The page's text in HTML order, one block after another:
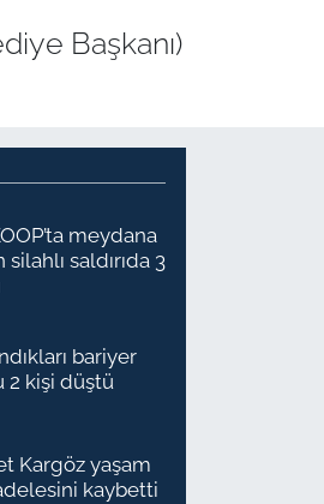
Başkanı)
meydana
saldırıda 3
bariyer
2 kişi düştü
Kargöz yaşam
kaybetti